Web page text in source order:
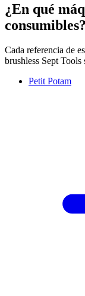
¿En qué
consumibles?
Cada referencia de
brushless Sept Tools
Petit Potam